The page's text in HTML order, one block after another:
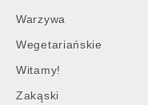
Warzywa
Wegetariańskie
Witamy!
Zakąski